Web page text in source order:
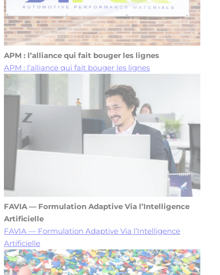
APM : l’alliance qui fait bouger les lignes
APM : l’alliance qui fait bouger les lignes
FAVIA — Formulation Adaptive Via l’Intelligence
Artificielle
FAVIA — Formulation Adaptive Via l’Intelligence
Artificielle